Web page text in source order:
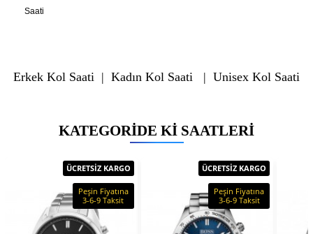
Saati
Erkek Kol Saati| Kadın Kol Saati| Unisex Kol Saati
KATEGORIDE KI SAATLERI
ÜCRETSİZ KARGO
Peşin Fiyatına
3-6-9 Taksit
ÜCRETSİZ KARGO
Peşin Fiyatına
3-6-9 Taksit